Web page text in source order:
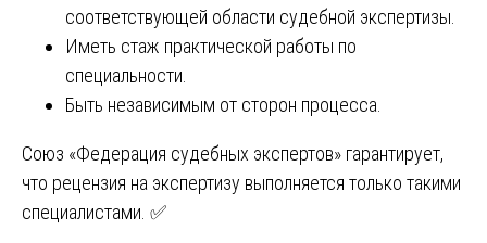
соответствующей области судебной экспертизы.
Иметь стаж практической работы по
специальности.
Быть независимым от сторон процесса.
Союз «Федерация судебных экспертов» гарантирует,
что рецензия на экспертизу выполняется только такими
специалистами. ✅